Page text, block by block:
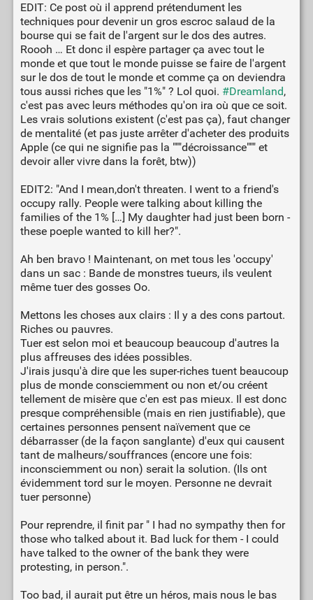
EDIT: Ce post où il apprend prétendument les
techniques pour devenir un gros escroc salaud de la
bourse qui se fait de l'argent sur le dos des autres.
Roooh … Et donc il espère partager ça avec tout le
monde et que tout le monde puisse se faire de l'argent
sur le dos de tout le monde et comme ça on deviendra
tous aussi riches que les "1%" ? Lol quoi. #Dreamland,
c'est pas avec leurs méthodes qu'on ira où que ce soit.
Les vrais solutions existent (c'est pas ça), faut changer
de mentalité (et pas juste arrêter d'acheter des produits
Apple (ce qui ne signifie pas la """décroissance""" et
devoir aller vivre dans la forêt, btw))
EDIT2: "And I mean,don't threaten. I went to a friend's
occupy rally. People were talking about killing the
families of the 1% […] My daughter had just been born -
these poeple wanted to kill her?".
Ah ben bravo ! Maintenant, on met tous les 'occupy'
dans un sac : Bande de monstres tueurs, ils veulent
même tuer des gosses Oo.
Mettons les choses aux clairs : Il y a des cons partout.
Riches ou pauvres.
Tuer est selon moi et beaucoup beaucoup d'autres la
plus affreuses des idées possibles.
J'irais jusqu'à dire que les super-riches tuent beaucoup
plus de monde consciemment ou non et/ou créent
tellement de misère que c'en est pas mieux. Il est donc
presque compréhensible (mais en rien justifiable), que
certaines personnes pensent naïvement que ce
débarrasser (de la façon sanglante) d'eux qui causent
tant de malheurs/souffrances (encore une fois:
inconsciemment ou non) serait la solution. (Ils ont
évidemment tord sur le moyen. Personne ne devrait
tuer personne)
Pour reprendre, il finit par " I had no sympathy then for
those who talked about it. Bad luck for them - I could
have talked to the owner of the bank they were
protesting, in person.".
Too bad, il aurait put être un héros, mais nous le bas